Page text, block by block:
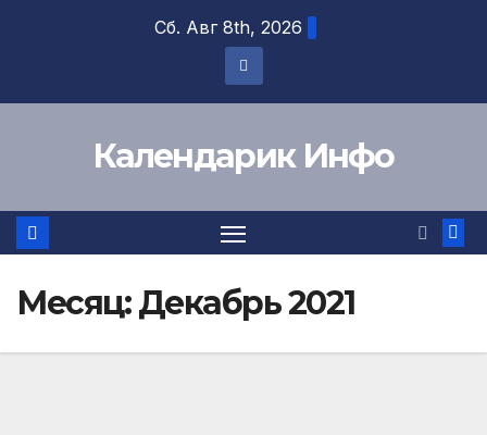
Сб. Авг 8th, 2026
Календарик Инфо
Месяц:Декабрь 2021